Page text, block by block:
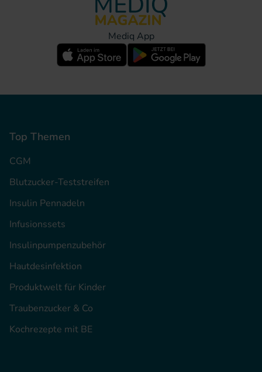
Mediq App
Top Themen
CGM
Blutzucker-Teststreifen
Insulin Pennadeln
Infusionssets
Insulinpumpenzubehör
Hautdesinfektion
Produktwelt für Kinder
Traubenzucker & Co
Kochrezepte mit BE